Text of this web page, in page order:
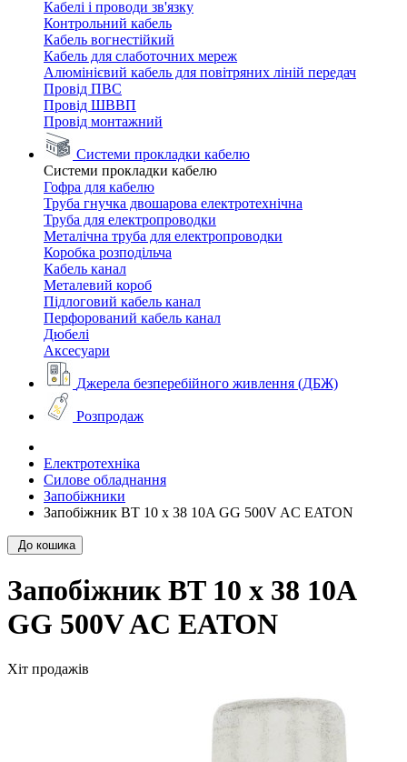
Кабелі і проводи зв'язку
Контрольний кабель
Кабель вогнестійкий
Кабель для слаботочних мереж
Алюмінієвий кабель для повітряних ліній передач
Провід ПВС
Провід ШВВП
Провід монтажний
Системи прокладки кабелю
Системи прокладки кабелю
Гофра для кабелю
Труба гнучка двошарова електротехнічна
Труба для електропроводки
Металічна труба для електропроводки
Коробка розподільча
Кабель канал
Металевий короб
Підлоговий кабель канал
Перфорований кабель канал
Дюбелі
Аксесуари
Джерела безперебійного живлення (ДБЖ)
Розпродаж
Електротехніка
Силове обладнання
Запобіжники
Запобіжник BT 10 x 38 10A GG 500V AC EATON
До кошика
Запобіжник BT 10 x 38 10A
GG 500V AC EATON
Хіт продажів